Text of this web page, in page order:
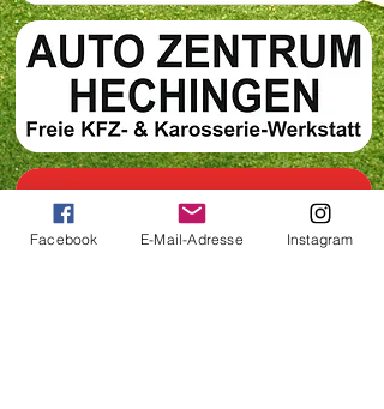
Facebook E-Mail-Adresse Instagram